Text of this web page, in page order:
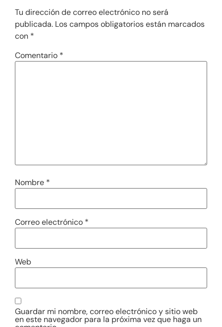
Tu dirección de correo electrónico no será
publicada. Los campos obligatorios están marcados
con *
Comentario *
Nombre *
Correo electrónico *
Web
Guardar mi nombre, correo electrónico y sitio web
en este navegador para la próxima vez que haga un